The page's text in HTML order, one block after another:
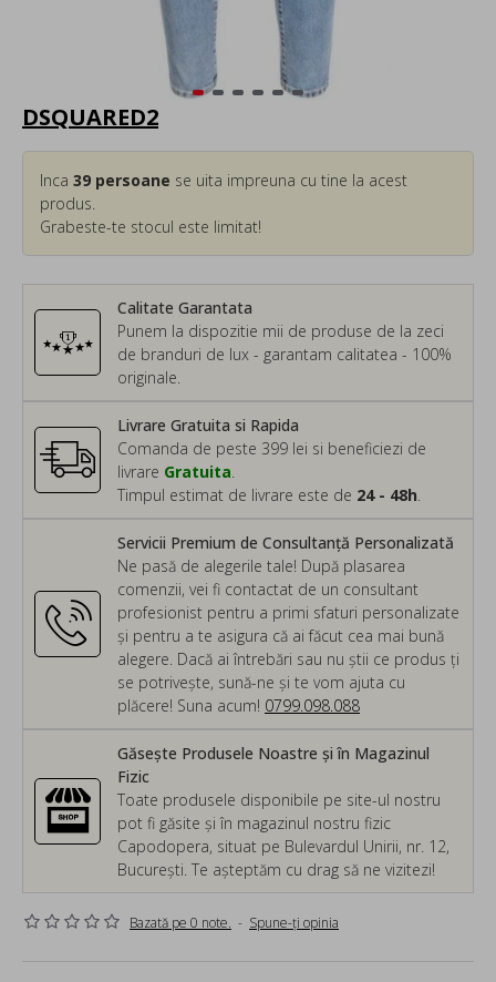
DSQUARED2
Calitate Garantata
Punem la dispozitie mii de produse de la zeci
de branduri de lux - garantam calitatea - 100%
originale.
Inca 39 persoane se uita impreuna cu tine la acest
produs.
Grabeste-te stocul este limitat!
Servicii Premium de Consultanță Personalizată
Ne pasă de alegerile tale! După plasarea
comenzii, vei fi contactat de un consultant
profesionist pentru a primi sfaturi personalizate
și pentru a te asigura că ai făcut cea mai bună
alegere. Dacă ai întrebări sau nu știi ce produs ți
se potrivește, sună-ne și te vom ajuta cu
plăcere! Suna acum! 0799.098.088
Livrare Gratuita si Rapida
Comanda de peste 399 lei si beneficiezi de
livrare Gratuita
Timpul estimat de livrare este de 24 - 48h
Găsește Produsele Noastre și în Magazinul
Fizic
Toate produsele disponibile pe site-ul nostru
pot fi găsite și în magazinul nostru fizic
Capodopera, situat pe Bulevardul Unirii, nr. 12,
București. Te așteptăm cu drag să ne vizitezi!
Bazată pe 0 note. - Spune-ţi opinia